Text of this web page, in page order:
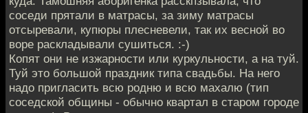
соседи прятали в матрасы, за зиму матрасы
отсыревали, купюры плесневели, так их весной во
воре раскладывали сушиться. :-)
Копят они не изжарности или куркульности, а на туй.
Туй это большой праздник типа свадьбы. На него
надо пригласить всю родню и всю махалю (тип
соседской общины - обычно квартал в старом городе